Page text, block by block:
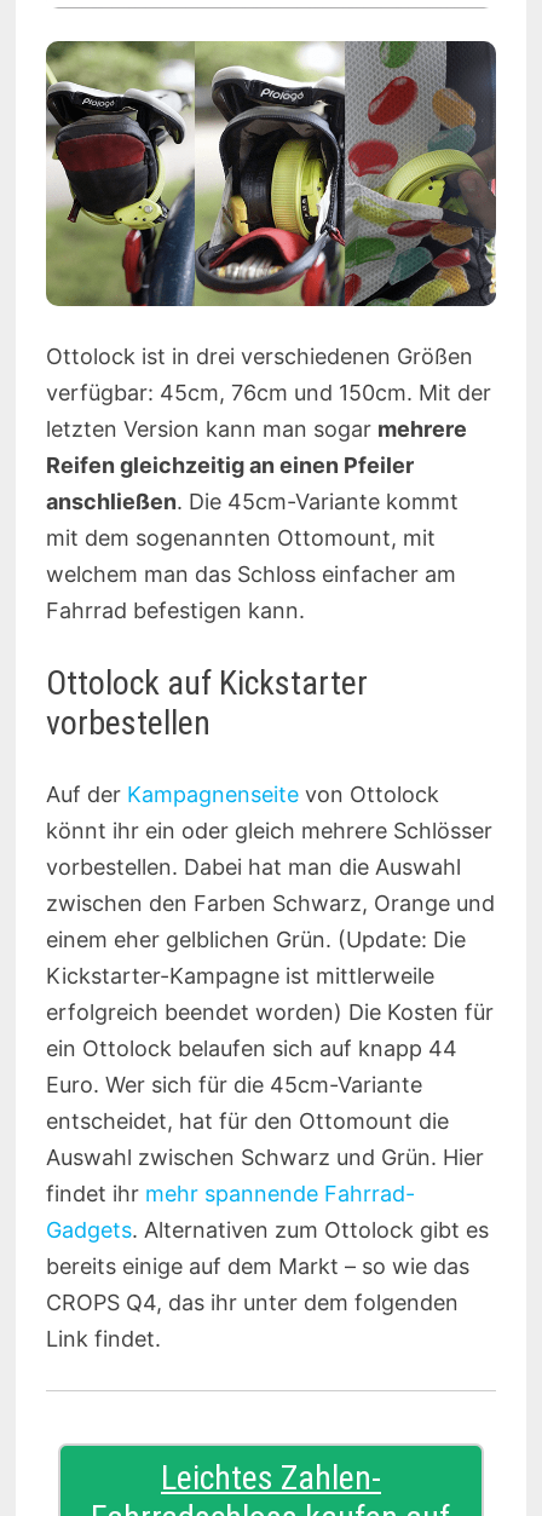
Ottolock ist in drei verschiedenen Größen
verfügbar: 45cm, 76cm und 150cm. Mit der
letzten Version kann man sogar mehrere
Reifen gleichzeitig an einen Pfeiler
anschließen. Die 45cm-Variante kommt
mit dem sogenannten Ottomount, mit
welchem man das Schloss einfacher am
Fahrrad befestigen kann.
Ottolock auf Kickstarter
vorbestellen
Auf der Kampagnenseitevon Ottolock
könnt ihr ein oder gleich mehrere Schlösser
vorbestellen. Dabei hat man die Auswahl
zwischen den Farben Schwarz, Orange und
einem eher gelblichen Grün. (Update: Die
Kickstarter-Kampagne ist mittlerweile
erfolgreich beendet worden) Die Kosten für
ein Ottolock belaufen sich auf knapp 44
Euro. Wer sich für die 45cm-Variante
entscheidet, hat für den Ottomount die
Auswahl zwischen Schwarz und Grün. Hier
findet ihr mehr spannende Fahrrad-
Gadgets. Alternativen zum Ottolock gibt es
bereits einige auf dem Markt – so wie das
CROPS Q4, das ihr unter dem folgenden
Link findet.
Leichtes Zahlen-